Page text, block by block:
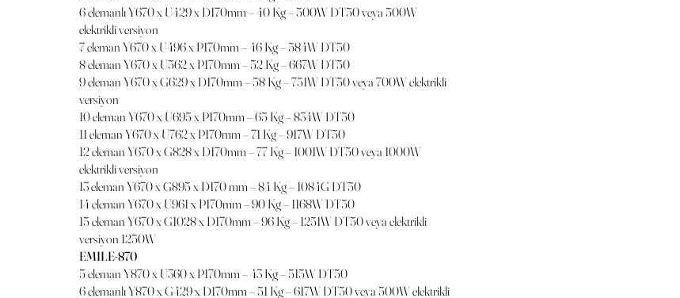
6 elemanlı Y670 x U429 x D170mm – 40 Kg – 500W DT50 veya 500W
elektrikli versiyon
7 eleman Y670 x U496 x P170mm – 46 Kg – 584W DT50
8 eleman Y670 x U562 x P170mm – 52 Kg – 667W DT50
9 eleman Y670 x G629 x D170mm – 58 Kg – 751W DT50 veya 700W elektrikli
versiyon
10 eleman Y670 x U695 x P170mm – 65 Kg – 834W DT50
11 eleman Y670 x U762 x P170mm – 71 Kg – 917W DT50
12 eleman Y670 x G828 x D170mm – 77 Kg – 1001W DT50 veya 1000W
elektrikli versiyon
13 eleman Y670 x G895 x D170 mm – 84 Kg – 1084G DT50
14 eleman Y670 x U961 x P170mm – 90 Kg – 1168W DT50
15 eleman Y670 x G1028 x D170mm – 96 Kg – 1251W DT50 veya elektrikli
versiyon 1250W
EMILE-870
5 eleman Y870 x U360 x P170mm – 43 Kg – 515W DT50
6 elemanlı Y870 x G429 x D170mm – 51 Kg – 617W DT50 veya 500W elektrikli